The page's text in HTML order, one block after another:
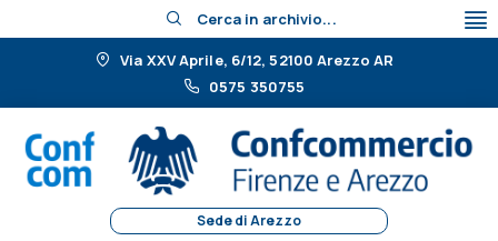
Cerca in archivio...
Via XXV Aprile, 6/12, 52100 Arezzo AR
0575 350755
Sede di Arezzo